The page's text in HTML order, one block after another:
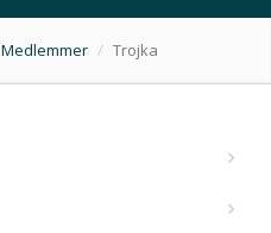
Medlemmer Trojka